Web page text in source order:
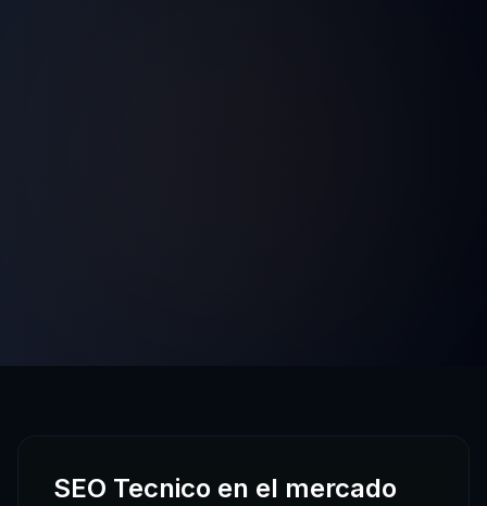
SEO Tecnico en el mercado